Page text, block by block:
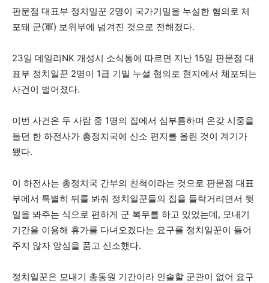
판문점 대표부 정치일꾼 2명이 국가기밀을 누설한 혐의로 체
포돼 군(軍) 보위부에 넘겨진 것으로 전해졌다.
23일 데일리NK 개성시 소식통에 따르면 지난 15일 판문점 대
표부 정치일꾼 2명이 1급 기밀 누설 혐의로 현지에서 체포되는
사건이 벌어졌다.
이번 사건은 두 사람 중 1명의 집에서 심부름하며 온갖 시중을
들던 한 하전사가 총정치국에 신소 편지를 올린 것이 계기가
됐다.
이 하전사는 총정치국 간부의 친척이라는 것으로 판문점 대표
부에서 특별히 뒤를 봐줘 정치일꾼들의 집을 들락거리면서 뒷
일을 봐주는 식으로 편하게 군 복무를 하고 있었는데, 모내기
기간을 이용해 휴가를 다녀오겠다는 요구를 정치일꾼이 들어
주지 않자 앙심을 품고 신소했다.
정치일꾼은 모내기 총동원 기간이라 인솔할 군관이 없어 요구